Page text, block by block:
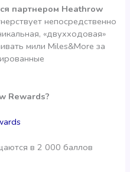
партнером Heathrow
непосредственно
«двухходовая»
мили Miles&More за
Rewards?
в 2 000 баллов